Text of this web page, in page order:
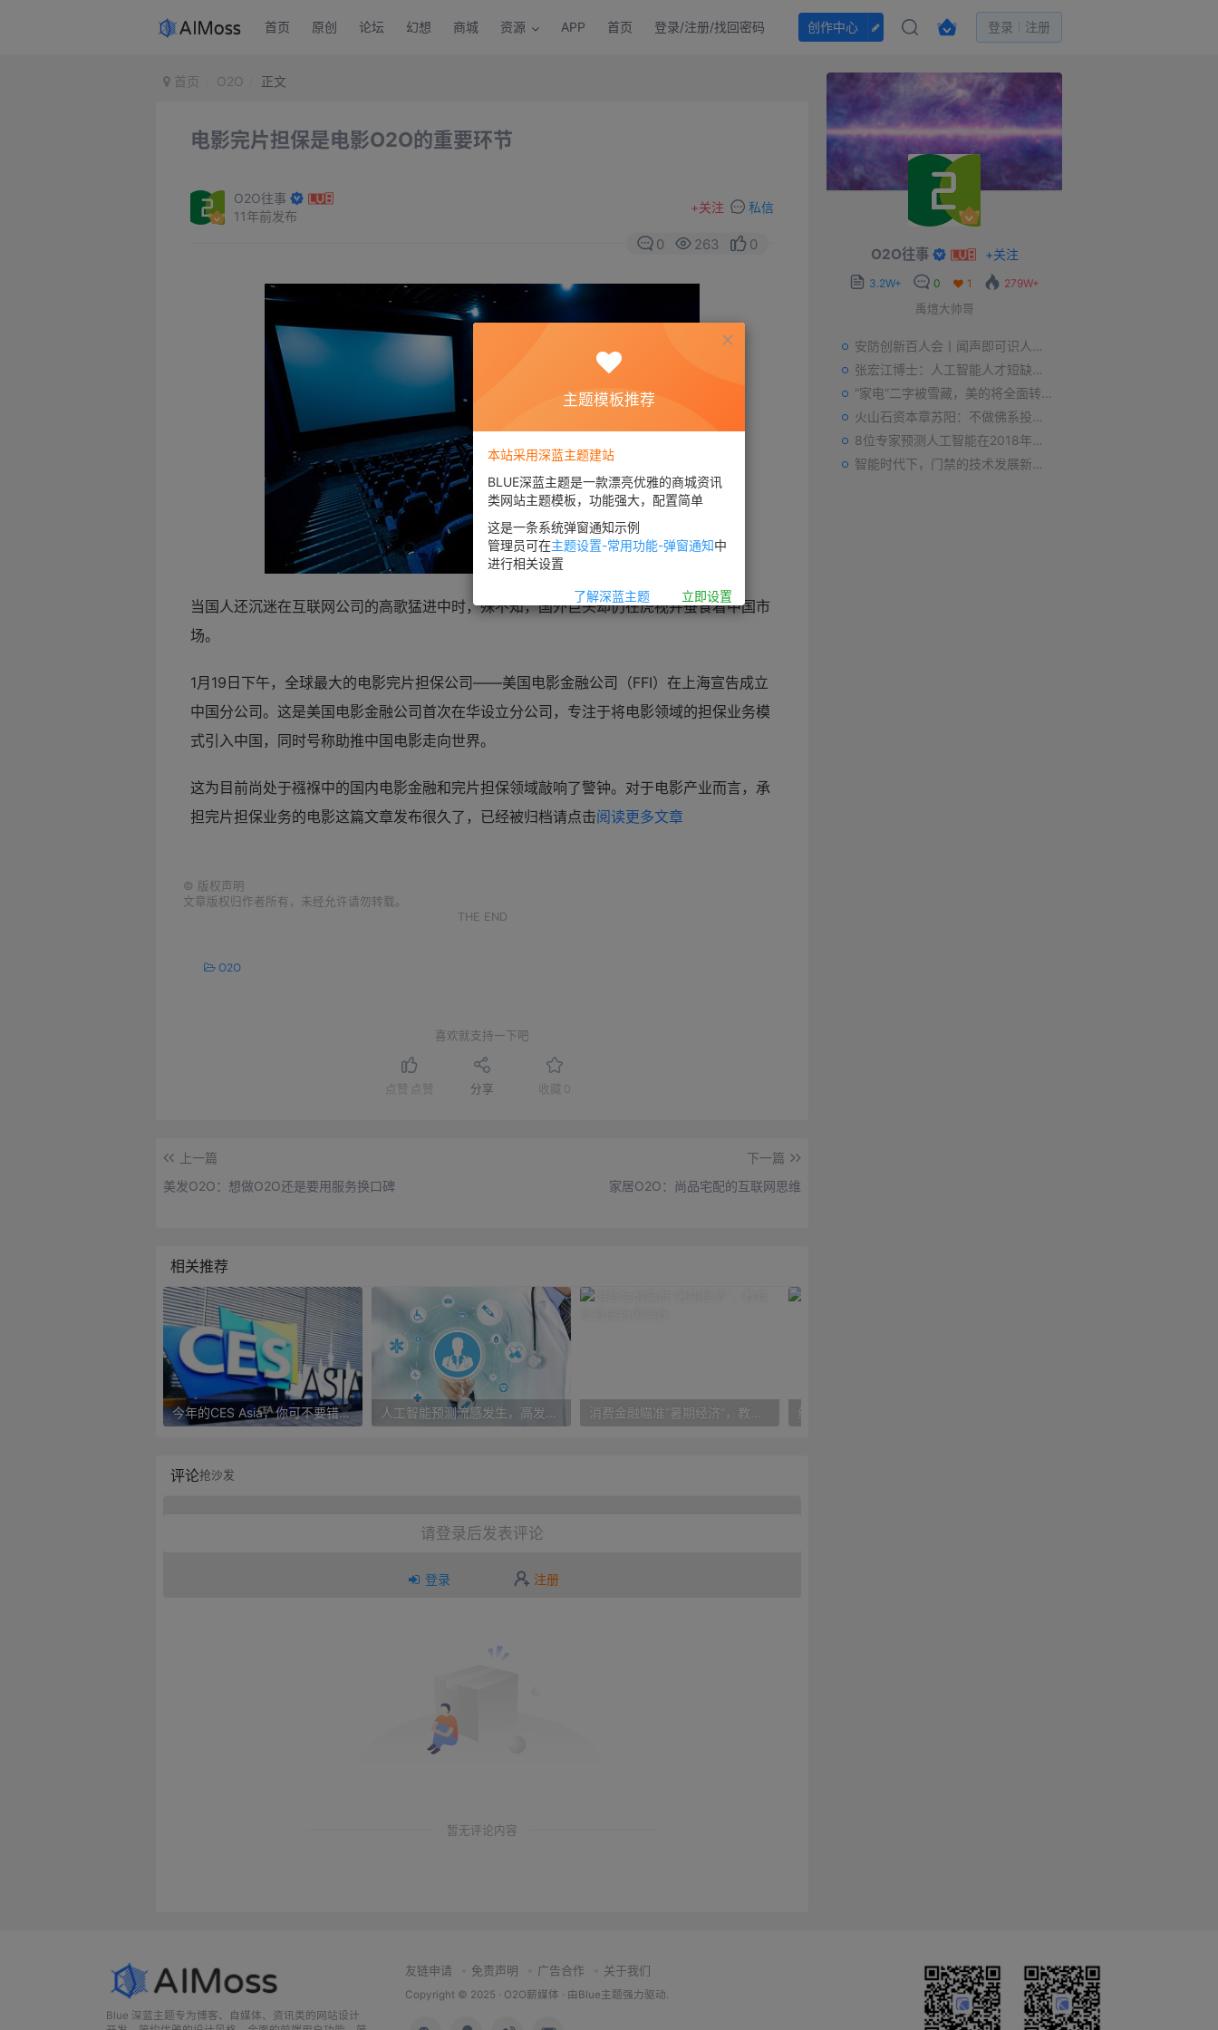
首页 原创 论坛 幻想 商城 资源 APP 首页 登录/注册/找回密码 创作中心 登录 注册
首页 O2O 正文
电影完片担保是电影O2O的重要环节
O2O往事
11年前发布
+关注 私信
0 263 0
当国人还沉迷在互联网公司的高歌猛进中时，殊不知，国外巨头却仍在虎视并蚕食着中国市
场。
1月19日下午，全球最大的电影完片担保公司——美国电影金融公司（FFI）在上海宣告成立
中国分公司。这是美国电影金融公司首次在华设立分公司，专注于将电影领域的担保业务模
式引入中国，同时号称助推中国电影走向世界。
这为目前尚处于襁褓中的国内电影金融和完片担保领域敲响了警钟。对于电影产业而言，承
担完片担保业务的电影这篇文章发布很久了，已经被归档请点击阅读更多文章
© 版权声明
文章版权归作者所有，未经允许请勿转载。
THE END
O2O
喜欢就支持一下吧
点赞 点赞 分享 收藏 0
上一篇
美发O2O：想做O2O还是要用服务换口碑
下一篇
家居O2O：尚品宅配的互联网思维
相关推荐
今年的CES Asia，你可不要错过这些自动驾驶看点
评论抢沙发
请登录后发表评论
登录 注册
暂无评论内容
O2O往事 +关注
3.2W+ 0 1
279W+
禹煊大帅哥
安防创新百人会丨闻声即可识人，虚拟诈骗的克星——声纹识别
张宏江博士：人工智能人才短缺是世界性问题
“家电”二字被雪藏，美的将全面转型智能制造？
火山石资本章苏阳：不做佛系投资人，为企业价值战斗到底
8位专家预测人工智能在2018年对我们的影响
智能时代下，门禁的技术发展新趋势
Blue 深蓝主题专为博客、自媒体、资讯类的网站设计
友链申请 免责声明 广告合作 关于我们
Copyright © 2025 · O2O薪媒体 · 由 Blue主题强力驱动.
主题模板推荐
本站采用深蓝主题建站
BLUE深蓝主题是一款漂亮优雅的商城资讯
类网站主题模板，功能强大，配置简单
这是一条系统弹窗通知示例
管理员可在主题设置-常用功能-弹窗通知中
进行相关设置
了解深蓝主题 立即设置